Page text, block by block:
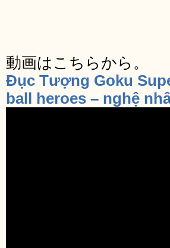
動画はこちらから。
Đục Tượng Goku
ball heroes – nghệ